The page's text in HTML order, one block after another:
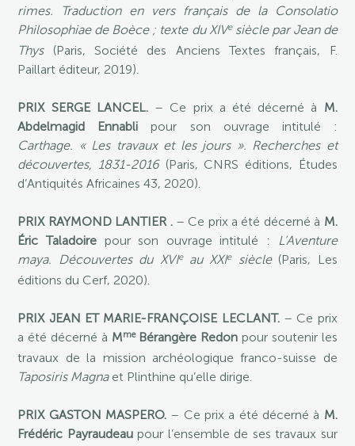
rimes.
Traduction en vers français de la Consolatio
Philosophiae de Boèce ; texte du XIVesiècle par Jean de
Thys(Paris, Société des Anciens Textes français, F.
Paillart éditeur, 2019).
PRIX SERGE LANCEL.– Ce prix a été décerné à M.
Abdelmagid Ennabli pour son ouvrage intitulé :
Carthage. « Les travaux et les jours ». Recherches et
découvertes, 1831-2016(Paris, CNRS éditions, Études
d’Antiquités Africaines 43, 2020).
PRIX RAYMOND LANTIER .– Ce prix a été décerné à M.
Éric Taladoire pour son ouvrage intitulé : L’Aventure
maya. Découvertes du XVIeau XXIesiècle(Paris, Les
éditions du Cerf, 2020).
PRIX JEAN ET MARIE-FRANÇOISE LECLANT.– Ce prix
a été décerné à MmeBérangère Redon pour soutenir les
travaux de la mission archéologique franco-suisse de
Taposiris Magnaet Plinthine qu’elle dirige.
PRIX GASTON MASPERO. – Ce prix a été décerné à M.
Frédéric Payraudeaupour l’ensemble de ses travaux sur